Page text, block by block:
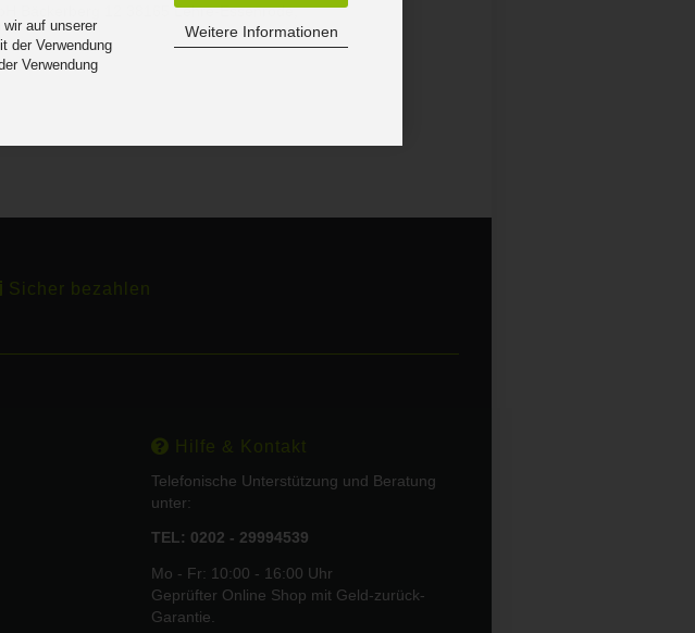
auf unserer
der Verwendung
Verwendung
Weitere Informationen
Bäckerberg 12 38165 Lehre-Essenrode,
Sicher bezahlen
Hilfe & Kontakt
Telefonische Unterstützung und Beratung
unter:
TEL: 0202 - 29994539
Mo - Fr: 10:00 - 16:00 Uhr
Geprüfter Online Shop mit Geld-zurück-
Garantie.